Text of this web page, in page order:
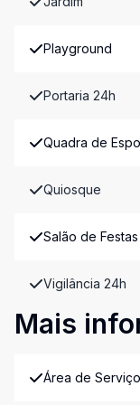
Playground
Portaria 24h
Quadra de
Quiosque
Salão de Festas
Vigilância 24h
Mais
Área de Serviço